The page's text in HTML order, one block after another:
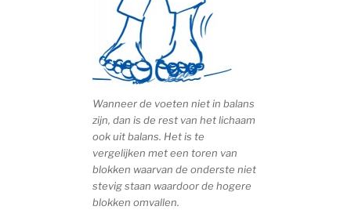
Wanneer de voeten niet in balans
zijn, dan is de rest van het lichaam
ook uit balans. Het is te
vergelijken met een toren van
blokken waarvan de onderste niet
stevig staan waardoor de hogere
blokken omvallen.